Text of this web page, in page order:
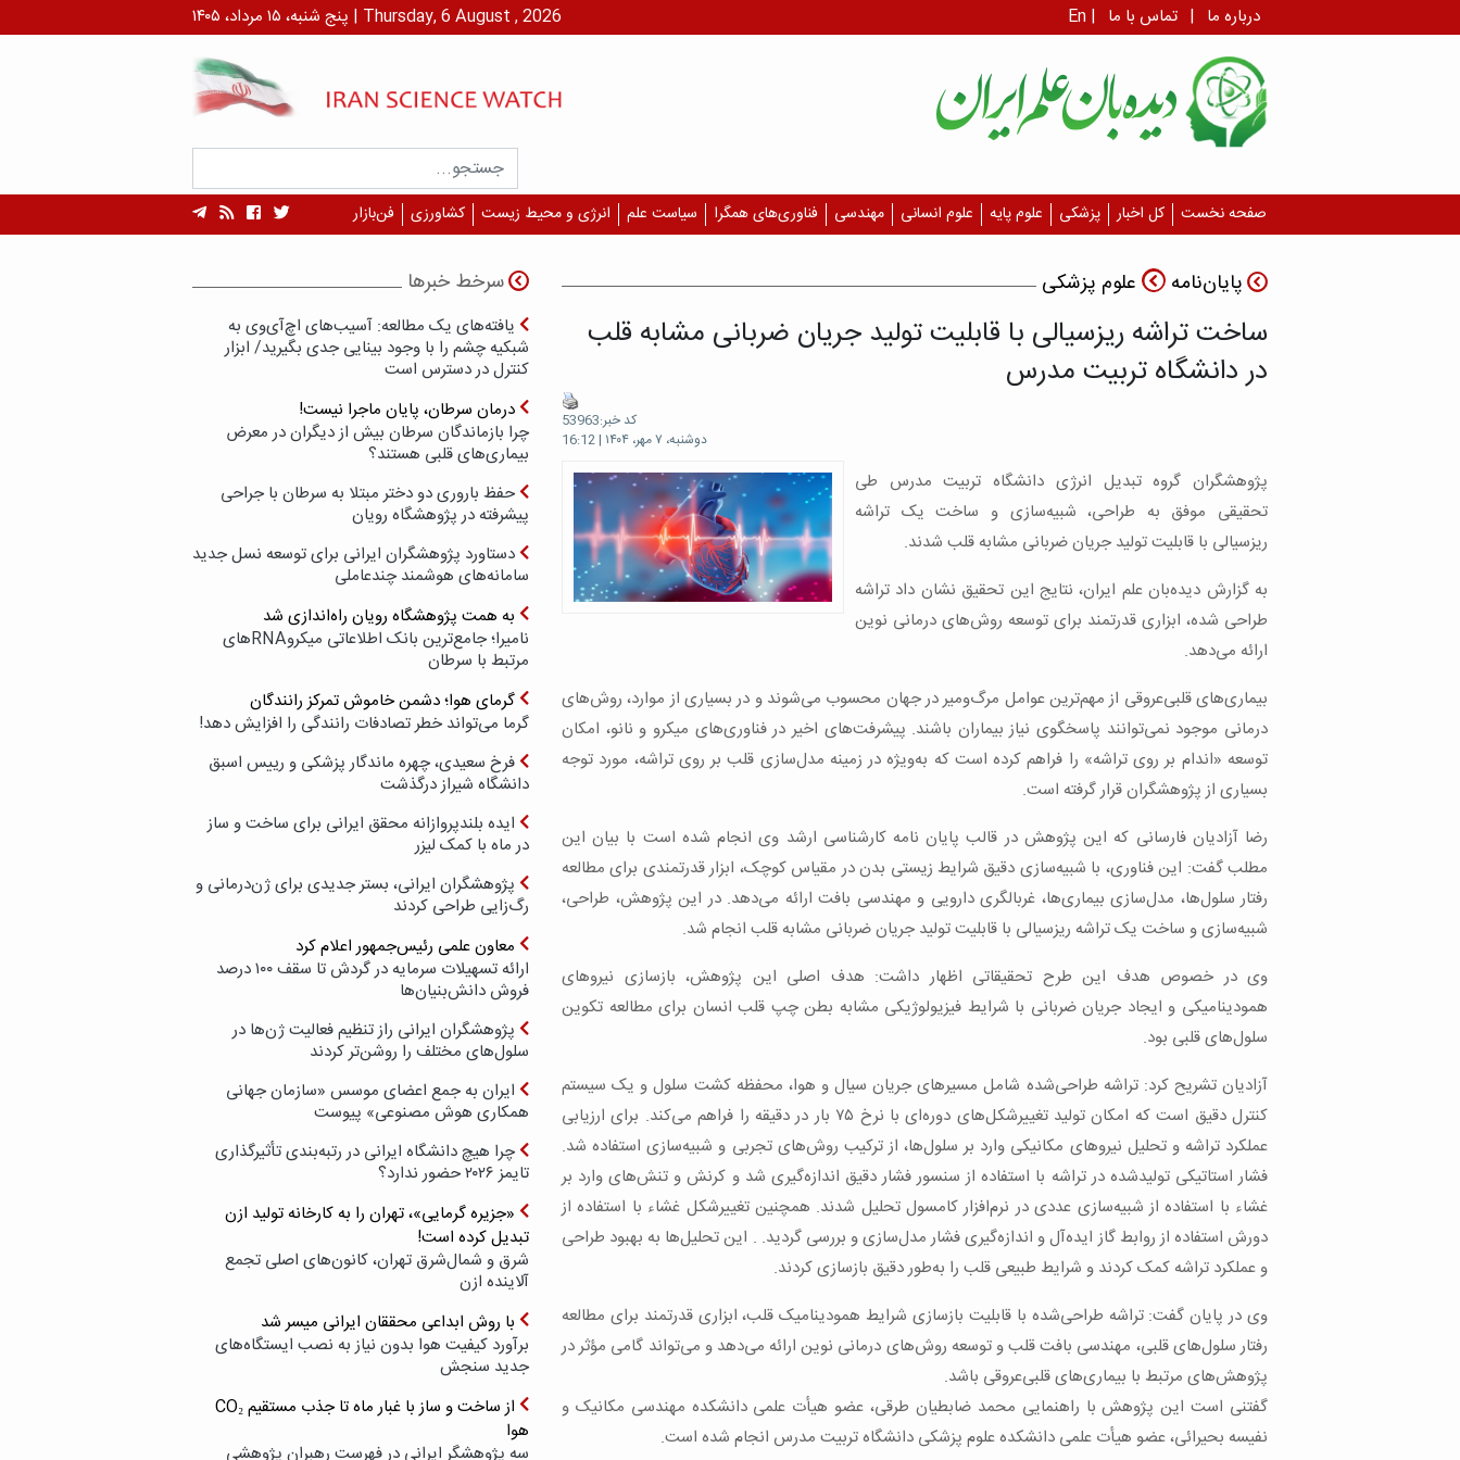
پنج شنبه، ۱۵ مرداد، ۱۴۰۵ | Thursday, 6 August , 2026 En | درباره ما | تماس با ما
صفحه نخست کل اخبار پزشکی علوم پایه علوم انسانی مهندسی فناوری‌های همگرا سیاست علم انرژی و محیط زیست کشاورزی فن‌بازار
پایان‌نامه علوم پزشکی
ساخت تراشه ریزسیالی با قابلیت تولید جریان ضربانی مشابه قلب
در دانشگاه تربیت مدرس
کد خبر:53963
دوشنبه، ۷ مهر، ۱۴۰۴ | 16:12
پژوهشگران گروه تبدیل انرژی دانشگاه تربیت مدرس طی
تحقیقی موفق به طراحی، شبیه‌سازی و ساخت یک تراشه
ریزسیالی با قابلیت تولید جریان ضربانی مشابه قلب شدند.
به گزارش دیده‌بان علم ایران، نتایج این تحقیق نشان داد تراشه
طراحی شده، ابزاری قدرتمند برای توسعه روش‌های درمانی نوین
ارائه می‌دهد.
بیماری‌های قلبی‌عروقی از مهم‌ترین عوامل مرگ‌ومیر در جهان محسوب می‌شوند و در بسیاری از موارد، روش‌های
درمانی موجود نمی‌توانند پاسخگوی نیاز بیماران باشند. پیشرفت‌های اخیر در فناوری‌های میکرو و نانو، امکان
توسعه «اندام بر روی تراشه» را فراهم کرده است که به‌ویژه در زمینه مدل‌سازی قلب بر روی تراشه، مورد توجه
بسیاری از پژوهشگران قرار گرفته است.
رضا آزادیان فارسانی که این پژوهش در قالب پایان نامه کارشناسی ارشد وی انجام شده است با بیان این
مطلب گفت: این فناوری، با شبیه‌سازی دقیق شرایط زیستی بدن در مقیاس کوچک، ابزار قدرتمندی برای مطالعه
رفتار سلول‌ها، مدل‌سازی بیماری‌ها، غربالگری دارویی و مهندسی بافت ارائه می‌دهد. در این پژوهش، طراحی،
شبیه‌سازی و ساخت یک تراشه ریزسیالی با قابلیت تولید جریان ضربانی مشابه قلب انجام شد.
وی در خصوص هدف این طرح تحقیقاتی اظهار داشت: هدف اصلی این پژوهش، بازسازی نیروهای
همودینامیکی و ایجاد جریان ضربانی با شرایط فیزیولوژیکی مشابه بطن چپ قلب انسان برای مطالعه تکوین
سلول‌های قلبی بود.
آزادیان تشریح کرد: تراشه طراحی‌شده شامل مسیرهای جریان سیال و هوا، محفظه کشت سلول و یک سیستم
کنترل دقیق است که امکان تولید تغییرشکل‌های دوره‌ای با نرخ ۷۵ بار در دقیقه را فراهم می‌کند. برای ارزیابی
عملکرد تراشه و تحلیل نیروهای مکانیکی وارد بر سلول‌ها، از ترکیب روش‌های تجربی و شبیه‌سازی استفاده شد.
فشار استاتیکی تولیدشده در تراشه با استفاده از سنسور فشار دقیق اندازه‌گیری شد و کرنش و تنش‌های وارد بر
غشاء با استفاده از شبیه‌سازی عددی در نرم‌افزار کامسول تحلیل شدند. همچنین تغییرشکل غشاء با استفاده از
دورش استفاده از روابط گاز ایده‌آل و اندازه‌گیری فشار مدل‌سازی و بررسی گردید. . این تحلیل‌ها به بهبود طراحی
و عملکرد تراشه کمک کردند و شرایط طبیعی قلب را به‌طور دقیق بازسازی کردند.
وی در پایان گفت: تراشه طراحی‌شده با قابلیت بازسازی شرایط همودینامیک قلب، ابزاری قدرتمند برای مطالعه
رفتار سلول‌های قلبی، مهندسی بافت قلب و توسعه روش‌های درمانی نوین ارائه می‌دهد و می‌تواند گامی مؤثر در
پژوهش‌های مرتبط با بیماری‌های قلبی‌عروقی باشد.
گفتنی است این پژوهش با راهنمایی محمد ضابطیان طرقی، عضو هیأت علمی دانشکده مهندسی مکانیک و
نفیسه بحیرائی، عضو هیأت علمی دانشکده علوم پزشکی دانشگاه تربیت مدرس انجام شده است.
سرخط خبرها
یافته‌های یک مطالعه: آسیب‌های اچ‌آی‌وی به
شبکیه چشم را با وجود بینایی جدی بگیرید/ ابزار
کنترل در دسترس است
درمان سرطان، پایان ماجرا نیست!
چرا بازماندگان سرطان بیش از دیگران در معرض
بیماری‌های قلبی هستند؟
حفظ باروری دو دختر مبتلا به سرطان با جراحی
پیشرفته در پژوهشگاه رویان
دستاورد پژوهشگران ایرانی برای توسعه نسل جدید
سامانه‌های هوشمند چندعاملی
به همت پژوهشگاه رویان راه‌اندازی شد
نامیرا؛ جامع‌ترین بانک اطلاعاتی میکروRNAهای
مرتبط با سرطان
گرمای هوا؛ دشمن خاموش تمرکز رانندگان
گرما می‌تواند خطر تصادفات رانندگی را افزایش دهد!
فرخ سعیدی، چهره ماندگار پزشکی و رییس اسبق
دانشگاه شیراز درگذشت
ایده بلندپروازانه محقق ایرانی برای ساخت و ساز
در ماه با کمک لیزر
پژوهشگران ایرانی، بستر جدیدی برای ژن‌درمانی و
رگ‌زایی طراحی کردند
معاون علمی رئیس‌جمهور اعلام کرد
ارائه تسهیلات سرمایه در گردش تا سقف ۱۰۰ درصد
فروش دانش‌بنیان‌ها
پژوهشگران ایرانی راز تنظیم فعالیت ژن‌ها در
سلول‌های مختلف را روشن‌تر کردند
ایران به جمع اعضای موسس «سازمان جهانی
همکاری هوش مصنوعی» پیوست
چرا هیچ دانشگاه ایرانی در رتبه‌بندی تأثیرگذاری
تایمز ۲۰۲۶ حضور ندارد؟
«جزیره گرمایی»، تهران را به کارخانه تولید ازن
تبدیل کرده است!
شرق و شمال‌شرق تهران، کانون‌های اصلی تجمع
آلاینده ازن
با روش ابداعی محققان ایرانی میسر شد
برآورد کیفیت هوا بدون نیاز به نصب ایستگاه‌های
جدید سنجش
از ساخت و ساز با غبار ماه تا جذب مستقیم CO₂
هوا
سه پژوهشگر ایرانی در فهرست رهبران پژوهشی